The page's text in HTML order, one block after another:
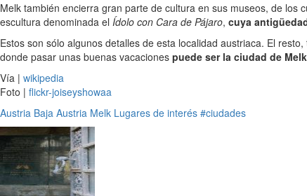
Melk también encierra gran parte de cultura en sus museos, de
escultura denominada el Ídolo con Cara de Pájaro, cuya
Estos son sólo algunos detalles de esta localidad austriaca. El
donde pasar unas buenas vacaciones puede ser la ciudad de
Vía | wikipedia
Foto | flickr-joiseyshowaa
Austria Baja Austria Melk Lugares de interés #ciudades